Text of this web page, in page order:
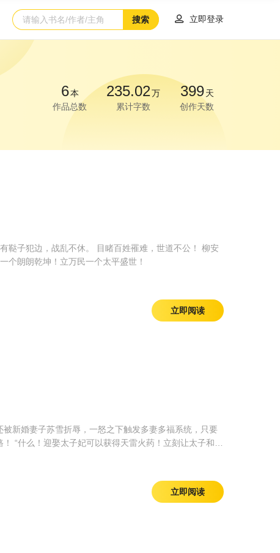
搜索  立即登录
6本
作品总数
235.02万
累计字数
399 天
创作天数
鞑子犯边，战乱不休。 目睹百姓罹难，世道不公！ 柳安
个朗朗乾坤！立万民一个太平盛世！
立即阅读
新婚妻子苏雪折辱，一怒之下触发多妻多福系统，只要
“什么！迎娶太子妃可以获得天雷火药！立刻让太子和
立即阅读